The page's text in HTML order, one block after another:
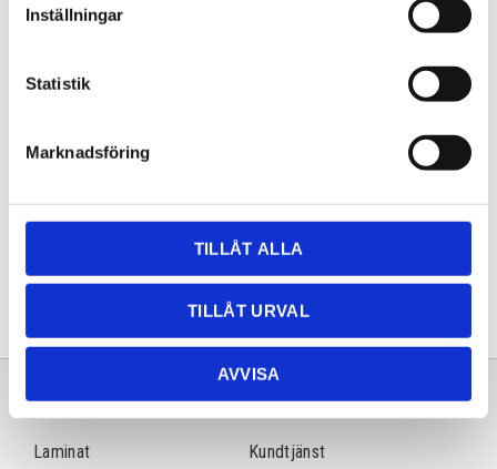
Inställningar
Statistik
Marknadsföring
TILLÅT ALLA
TILLÅT URVAL
AVVISA
kvonix
Dela med dig
Facebook
TwitterLinkedIn
Sortiment
Laminat
Information
Kundtjänst